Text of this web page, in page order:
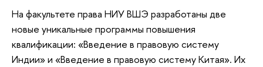
На факультете права НИУ ВШЭ разработаны две
новые уникальные программы повышения
квалификации: «Введение в правовую систему
Индии» и «Введение в правовую систему Китая». Их